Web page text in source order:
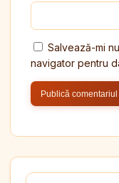
Salvează-mi
navigator pentru